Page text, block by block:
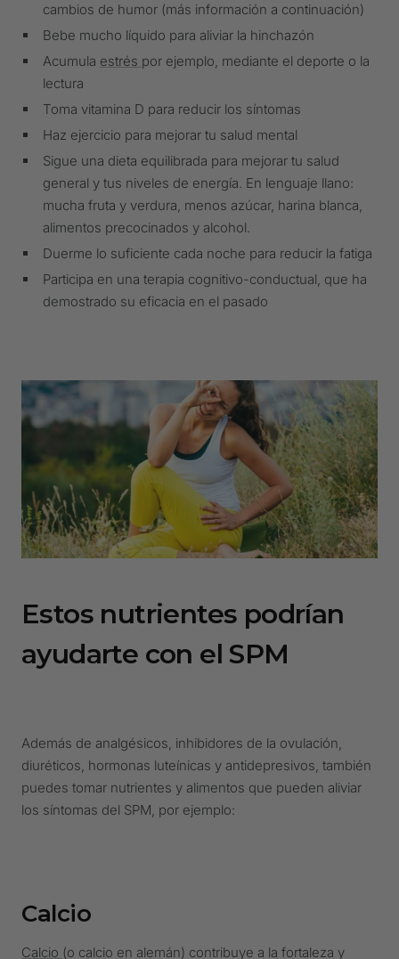
cambios de humor (más información a continuación)
Bebe mucho líquido para aliviar la hinchazón
Acumula estrés por ejemplo, mediante el deporte o la
lectura
Toma vitamina D para reducir los síntomas
Haz ejercicio para mejorar tu salud mental
Sigue una dieta equilibrada para mejorar tu salud
general y tus niveles de energía. En lenguaje llano:
mucha fruta y verdura, menos azúcar, harina blanca,
alimentos precocinados y alcohol.
Duerme lo suficiente cada noche para reducir la fatiga
Participa en una terapia cognitivo-conductual, que ha
demostrado su eficacia en el pasado
Estos nutrientes podrían
ayudarte con el SPM
Además de analgésicos, inhibidores de la ovulación,
diuréticos, hormonas luteínicas y antidepresivos, también
puedes tomar nutrientes y alimentos que pueden aliviar
los síntomas del SPM, por ejemplo:
Calcio
Calcio (o calcio en alemán) contribuye a la fortaleza y